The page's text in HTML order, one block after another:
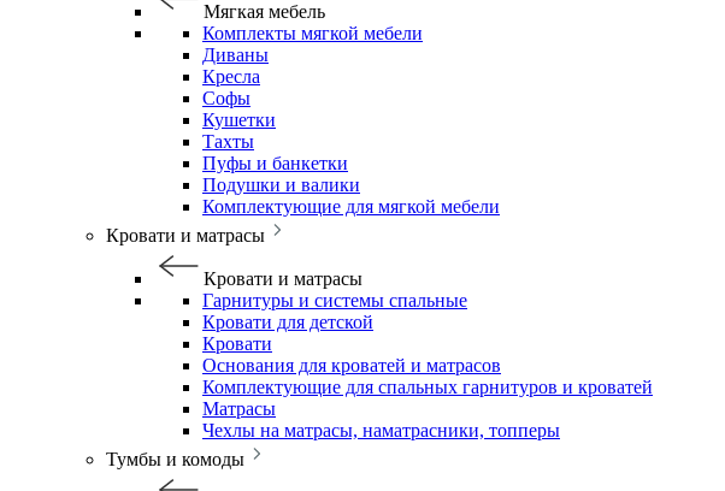
Мягкая мебель
Комплекты мягкой мебели
Диваны
Кресла
Софы
Кушетки
Тахты
Пуфы и банкетки
Подушки и валики
Комплектующие для мягкой мебели
Кровати и матрасы
Кровати и матрасы
Гарнитуры и системы спальные
Кровати для детской
Кровати
Основания для кроватей и матрасов
Комплектующие для спальных гарнитуров и кроватей
Матрасы
Чехлы на матрасы, наматрасники, топперы
Тумбы и комоды